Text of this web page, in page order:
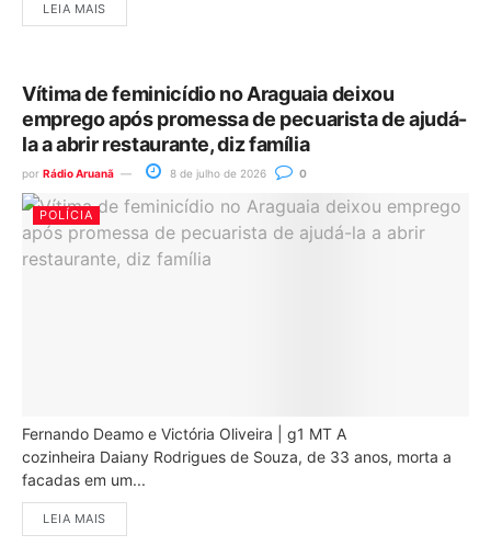
LEIA MAIS
Vítima de feminicídio no Araguaia deixou
emprego após promessa de pecuarista de ajudá-
la a abrir restaurante, diz família
por Rádio Aruanã 8 de julho de 2026 0
POLÍCIA
Fernando Deamo e Victória Oliveira | g1 MT A
cozinheira Daiany Rodrigues de Souza, de 33 anos, morta a
facadas em um...
LEIA MAIS